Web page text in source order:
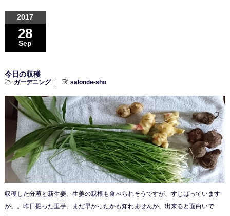
2017
28
Sep
今日の収穫
ガーデニング salonde-sho
収穫した分葱と新生姜、生姜の親根も食べられそうですが、すじばっています
が。。昨日掘った里芋。まだ早かったかも知れませんが、出来ると面白いで